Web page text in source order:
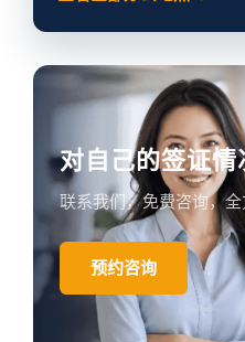
对自己的签证情
联系我们，免费咨询，
预约咨询